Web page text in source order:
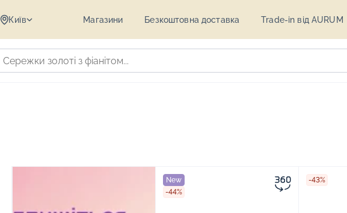
Київ Магазини Безкоштовна доставка Trade-in від AURUM
New
-44%
-43%